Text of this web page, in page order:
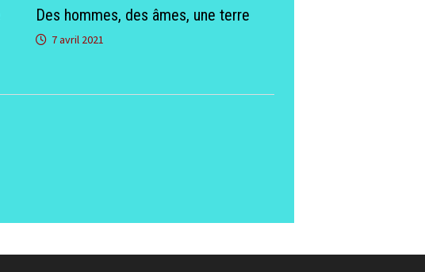
Des hommes, des âmes, une terre
7 avril 2021